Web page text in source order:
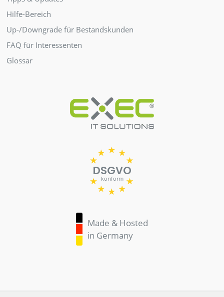
Hilfe-Bereich
Up-/Downgrade für Bestandskunden
FAQ für Interessenten
Glossar
DSGVO
konform
Made & Hosted
in Germany